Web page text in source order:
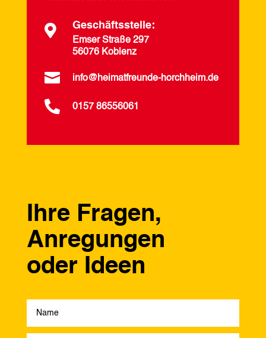
 Geschäftsstelle:
Emser Straße 297
56076 Koblenz
 info@heimatfreunde-horchheim.de
 0157 86556061
Ihre Fragen,
Anregungen
oder Ideen